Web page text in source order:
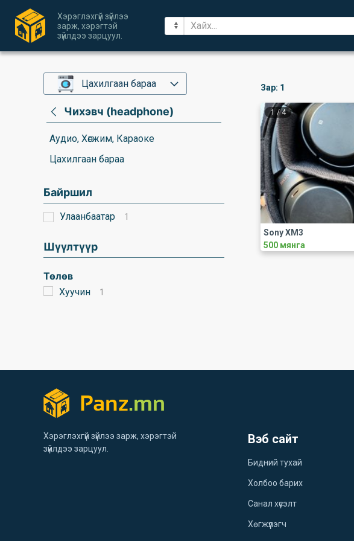
Хэрэглэхгүй зүйлээ
зарж, хэрэгтэй
зүйлдээ зарцуул.
Цахилгаан бараа
Чихэвч (headphone)
Аудио, Хөгжим, Караоке
Цахилгаан бараа
Байршил
Улаанбаатар 1
Шүүлтүүр
Төлөв
Хуучин 1
Зар: 1
1 /4
Sony XM3
500 мянга
Хэрэглэхгүй зүйлээ зарж, хэрэгтэй
зүйлдээ зарцуул.
Вэб сайт
Бидний тухай
Холбоо барих
Санал хүсэлт
Хөгжүүлэгч